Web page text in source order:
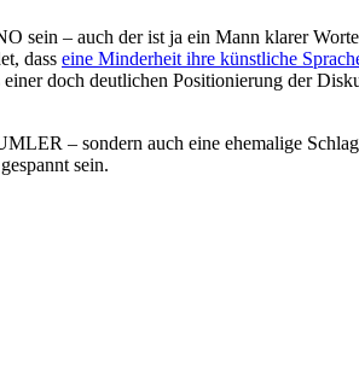
sein – auch der ist ja ein Mann klarer
dass eine Minderheit ihre künstliche
doch deutlichen Positionierung der
– sondern auch eine ehemalige
sein.